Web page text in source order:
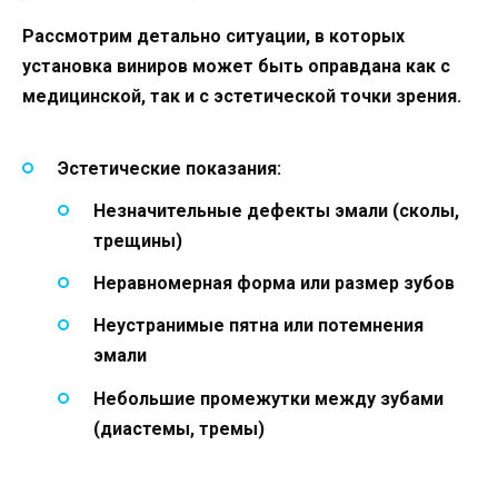
Рассмотрим детально ситуации, в которых
установка виниров может быть оправдана как с
медицинской, так и с эстетической точки зрения.
Эстетические показания:
Незначительные дефекты эмали (сколы,
трещины)
Неравномерная форма или размер зубов
Неустранимые пятна или потемнения
эмали
Небольшие промежутки между зубами
(диастемы, тремы)